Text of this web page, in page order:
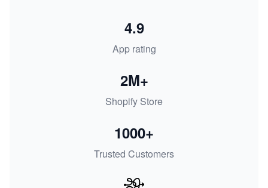
App rating
4.9
Shopify Store
2M+
Trusted Customers
1000+